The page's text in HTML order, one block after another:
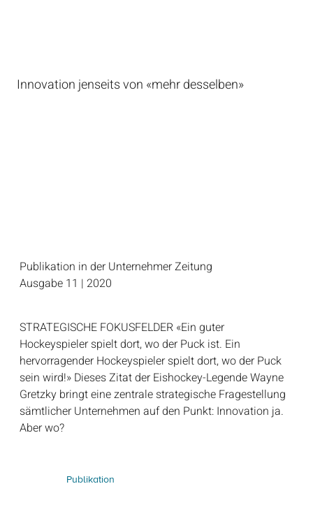
Publikation
Innovation jenseits von «mehr desselben»
Publikation in der Unternehmer Zeitung
Ausgabe 11 | 2020
STRATEGISCHE FOKUSFELDER «Ein guter
Hockeyspieler spielt dort, wo der Puck ist. Ein
hervorragender Hockeyspieler spielt dort, wo der Puck
sein wird!» Dieses Zitat der Eishockey-Legende Wayne
Gretzky bringt eine zentrale strategische Fragestellung
sämtlicher Unternehmen auf den Punkt: Innovation ja.
Aber wo?